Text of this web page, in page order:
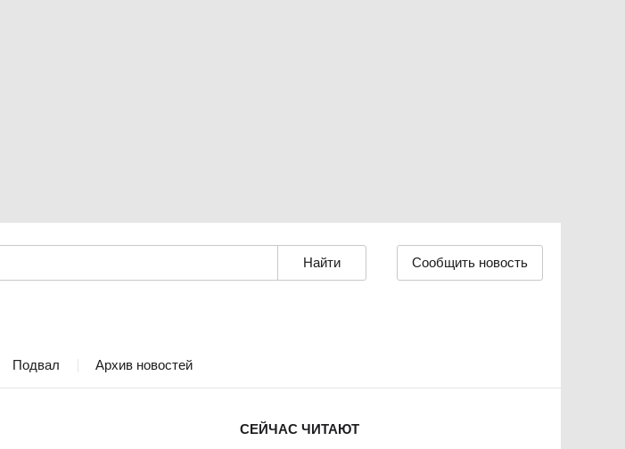
Сообщить новость
Подвал Архив новостей
СЕЙЧАС ЧИТАЮТ